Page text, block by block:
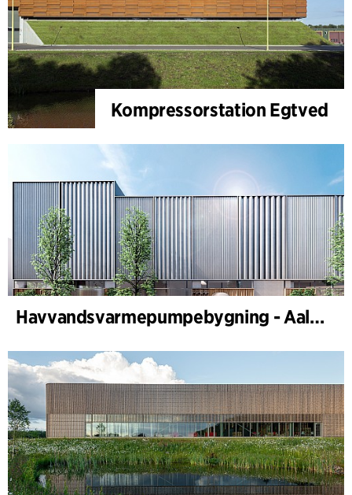
Kompressorstation Egtved
Havvandsvarmepumpebygning - Aalborg Forsyning